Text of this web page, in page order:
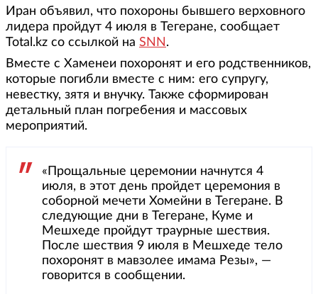
Иран объявил, что похороны бывшего верховного
лидера пройдут 4 июля в Тегеране, сообщает
Total.kz со ссылкой на SNN .
Вместе с Хаменеи похоронят и его родственников,
которые погибли вместе с ним: его супругу,
невестку, зятя и внучку. Также сформирован
детальный план погребения и массовых
мероприятий.
«Прощальные церемонии начнутся 4
июля, в этот день пройдет церемония в
соборной мечети Хомейни в Тегеране. В
следующие дни в Тегеране, Куме и
Мешхеде пройдут траурные шествия.
После шествия 9 июля в Мешхеде тело
похоронят в мавзолее имама Резы», —
говорится в сообщении.